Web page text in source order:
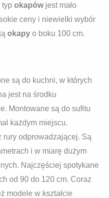
typ okapówjest mało
ceny i niewielki wybór
okapy o boku 100 cm.
są do kuchni, w których
jest na środku
Montowane są do sufitu
każdym miejscu.
rury odprowadzającej. Są
i w miarę dużym
Najczęściej spotykane
od 90 do 120 cm. Coraz
modele w kształcie